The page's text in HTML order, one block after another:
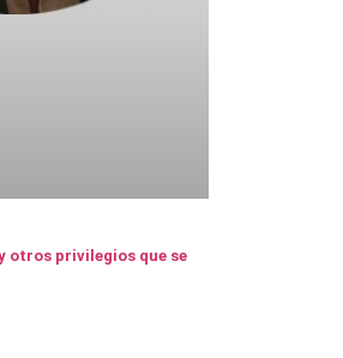
otros privilegios que se